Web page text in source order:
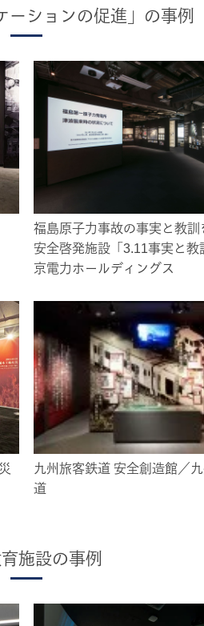
ーションの促進」の事例
福島原子力事故の事実と教訓
安全啓発施設「3.11事実と教
京電力ホールディングス
九州旅客鉄道 安全創造館／
道
施設の事例